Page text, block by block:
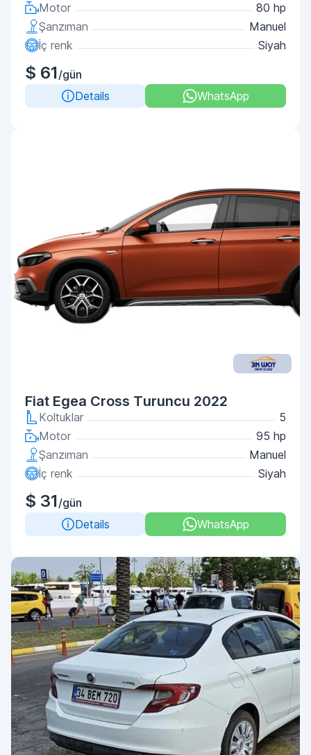
Motor
80 hp
Şanzıman
Manuel
İç renk
Siyah
$ 61/gün
Details
WhatsApp
Fiat Egea Cross Turuncu 2022
Koltuklar
5
Motor
95 hp
Şanzıman
Manuel
İç renk
Siyah
$ 31/gün
Details
WhatsApp